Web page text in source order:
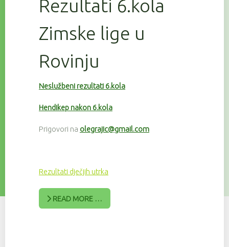
Rezultati 6.kola
Zimske lige u
Rovinju
Neslužbeni rezultati 6.kola
Hendikep nakon 6.kola
Prigovori na olegrajic@gmail.com
Rezultati dječjih utrka
READ MORE …